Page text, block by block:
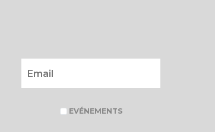
EVÉNEMENTS